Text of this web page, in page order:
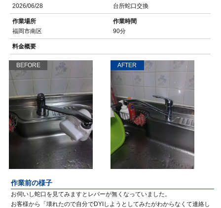
2026/06/28
台所蛇口交換
作業場所
福岡市南区
作業時間
90分
料金概要
BEFORE AFTER
作業前の様子
お伺いし蛇口を見てみますとレバーが無くなっていました。
お客様から「壊れたので自分でDYIしようとしてみたがわからなくて連絡し